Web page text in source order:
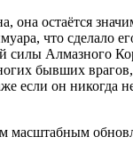
она остаётся
что сделало
силы Алмазного
бывших
если он
масштабным